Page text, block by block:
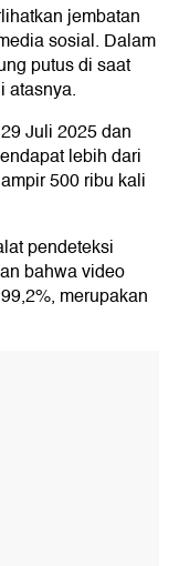
jembatan
sosial. Dalam
putus di saat
atasnya.
Juli 2025 dan
lebih dari
500 ribu kali
pendeteksi
bahwa video
merupakan